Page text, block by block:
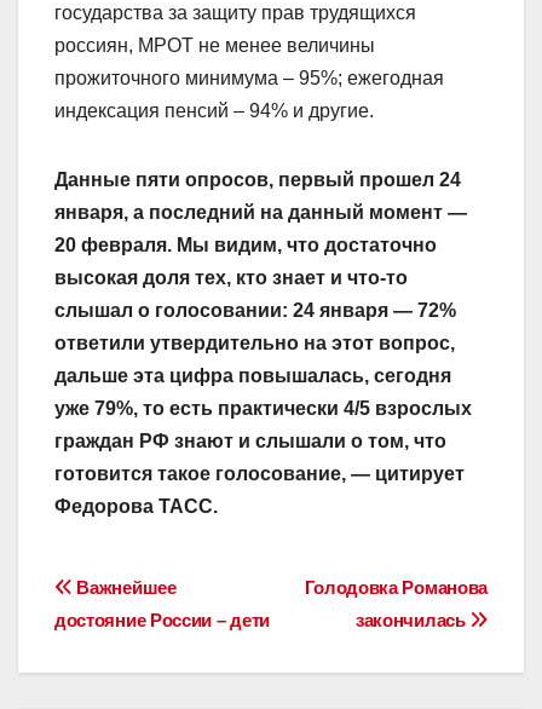
государства за защиту прав трудящихся
россиян, МРОТ не менее величины
прожиточного минимума – 95%; ежегодная
индексация пенсий – 94% и другие.
Данные пяти опросов, первый прошел 24
января, а последний на данный момент —
20 февраля. Мы видим, что достаточно
высокая доля тех, кто знает и что-то
слышал о голосовании: 24 января — 72%
ответили утвердительно на этот вопрос,
дальше эта цифра повышалась, сегодня
уже 79%, то есть практически 4/5 взрослых
граждан РФ знают и слышали о том, что
готовится такое голосование, — цитирует
Федорова ТАСС.
Навигация
по
Голодовка Романова
закончилась
Важнейшее
достояние России – дети